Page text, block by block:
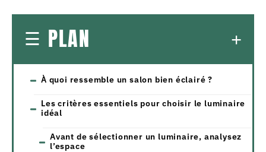
PLAN
À quoi ressemble un salon bien éclairé ?
Les critères essentiels pour choisir le luminaire
idéal
Avant de sélectionner un luminaire, analysez
l’espace